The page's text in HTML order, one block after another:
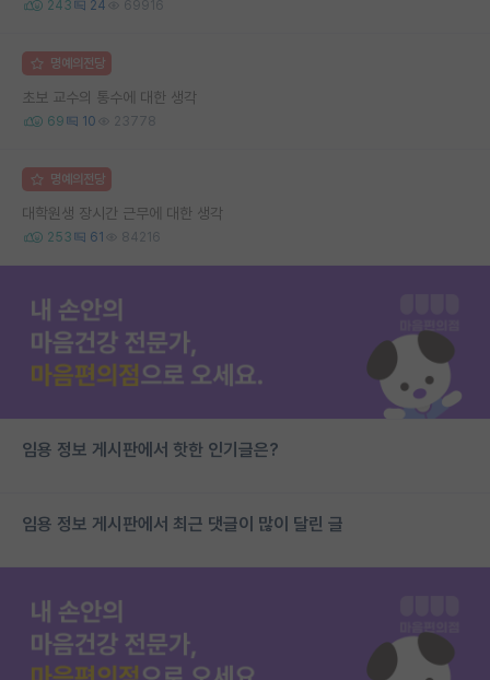
243 24 69916
명예의전당
초보 교수의 통수에 대한 생각
69 10 23778
명예의전당
대학원생 장시간 근무에 대한 생각
253 61 84216
임용 정보 게시판에서 핫한 인기글은?
임용 정보 게시판에서 최근 댓글이 많이 달린 글